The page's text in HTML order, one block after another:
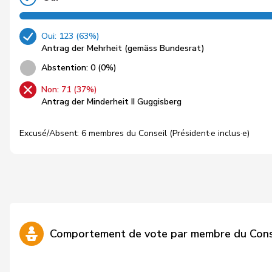
Oui: 123 (63%)
Antrag der Mehrheit (gemäss Bundesrat)
Abstention: 0 (0%)
Non: 71 (37%)
Antrag der Minderheit II Guggisberg
Excusé/Absent: 6 membres du Conseil (Président·e inclus·e)
Comportement de vote par membre du